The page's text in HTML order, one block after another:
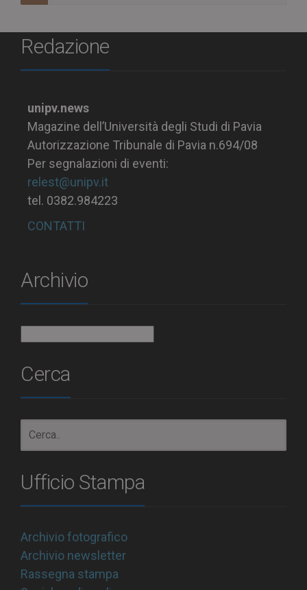
Redazione
unipv.news
Magazine dell’Università degli Studi di Pavia
Autorizzazione Tribunale di Pavia n.694/08
Per segnalazioni di eventi:
relest@unipv.it
tel. 0382.984223
CONTATTI
Archivio
Cerca
Ufficio Stampa
Archivio fotografico
Archivio newsletter
Rassegna stampa